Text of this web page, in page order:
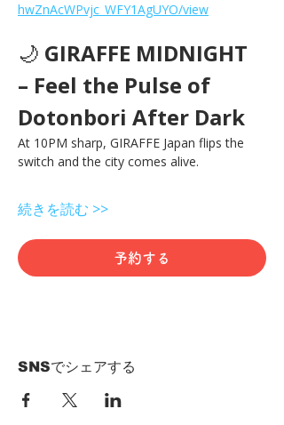
hwZnAcWPvjc_WFY1AgUYO/view
🌙 GIRAFFE MIDNIGHT
– Feel the Pulse of
Dotonbori After Dark
At 10PM sharp, GIRAFFE Japan flips the
switch and the city comes alive.
続きを読む >>
予約する
SNSでシェアする